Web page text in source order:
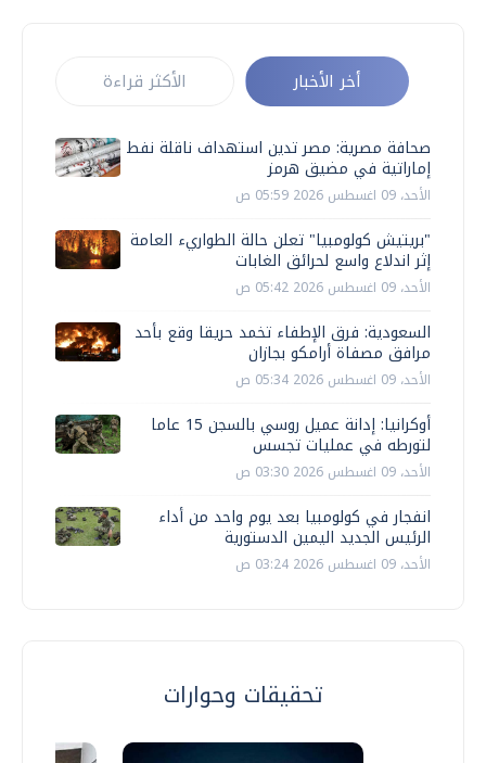
أخر الأخبار الأكثر قراءة
صحافة مصرية: مصر تدين استهداف ناقلة نفط
إماراتية في مضيق هرمز
الأحد، 09 اغسطس 2026 05:59 ص
"بريتيش كولومبيا" تعلن حالة الطواريء العامة
إثر اندلاع واسع لحرائق الغابات
الأحد، 09 اغسطس 2026 05:42 ص
السعودية: فرق الإطفاء تخمد حريقا وقع بأحد
مرافق مصفاة أرامكو بجازان
الأحد، 09 اغسطس 2026 05:34 ص
أوكرانيا: إدانة عميل روسي بالسجن 15 عاما
لتورطه في عمليات تجسس
الأحد، 09 اغسطس 2026 03:30 ص
انفجار في كولومبيا بعد يوم واحد من أداء
الرئيس الجديد اليمين الدستورية
الأحد، 09 اغسطس 2026 03:24 ص
تحقيقات وحوارات